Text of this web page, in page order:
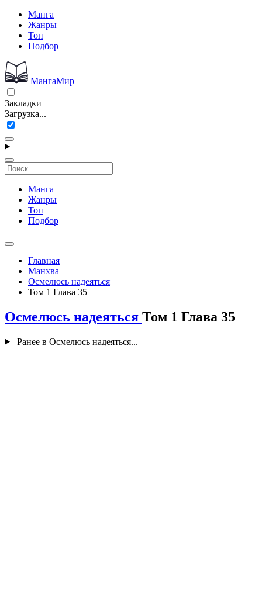
Манга
Жанры
Топ
Подбор
МангаМир
Закладки
Загрузка...
Манга
Жанры
Топ
Подбор
Главная
Манхва
Осмелюсь надеяться
Том 1 Глава 35
Осмелюсь надеяться Том 1 Глава 35
Ранее в Осмелюсь надеяться...